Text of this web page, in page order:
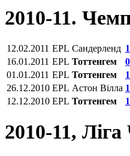
2010-11.
12.02.2011 EPL Сандерленд
16.01.2011 EPL Тоттенгем
01.01.2011 EPL Тоттенгем
26.12.2010 EPL Астон Вілла
12.12.2010 EPL Тоттенгем
2010-11,